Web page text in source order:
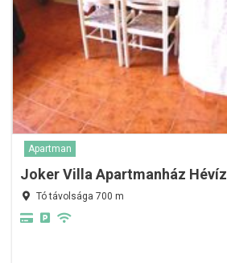
Apartman
Joker Villa Apartmanház Hévíz
Tó távolsága 700 m